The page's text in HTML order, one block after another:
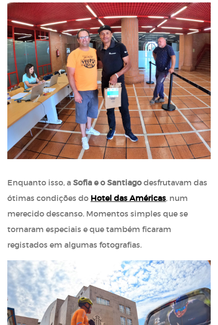
Enquanto isso, a Sofia e o Santiago desfrutavam das
ótimas condições do Hotel das Américas, num
merecido descanso. Momentos simples que se
tornaram especiais e que também ficaram
registados em algumas fotografias.